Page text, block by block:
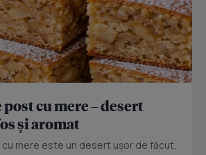
cu mere – desert
și aromat
mere este un desert ușor de făcut,